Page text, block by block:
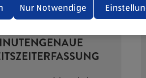
wir dir in unserer
und Datenschutzerklärungen
Nur Notwendige